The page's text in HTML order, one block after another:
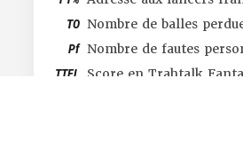
TO Nombre de balles
Pf Nombre de fautes
TTFL Score en Trahtalk